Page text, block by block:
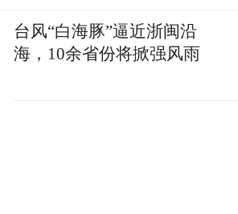
台风“白海豚”逼近浙闽沿
海，10余省份将掀强风雨